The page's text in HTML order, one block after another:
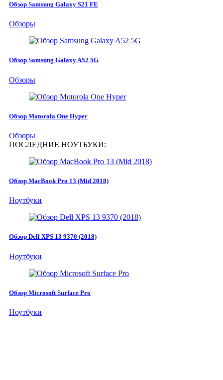
Обзор Samsung Galaxy S21 FE
Обзоры
Обзор Samsung Galaxy A52 5G
Обзоры
Обзор Motorola One Hyper
Обзоры
ПОСЛЕДНИЕ НОУТБУКИ:
Обзор MacBook Pro 13 (Mid 2018)
Ноутбуки
Обзор Dell XPS 13 9370 (2018)
Ноутбуки
Обзор Microsoft Surface Pro
Ноутбуки